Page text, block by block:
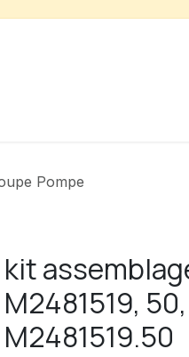
Pompe
kit
M2481519,
M2481519.50